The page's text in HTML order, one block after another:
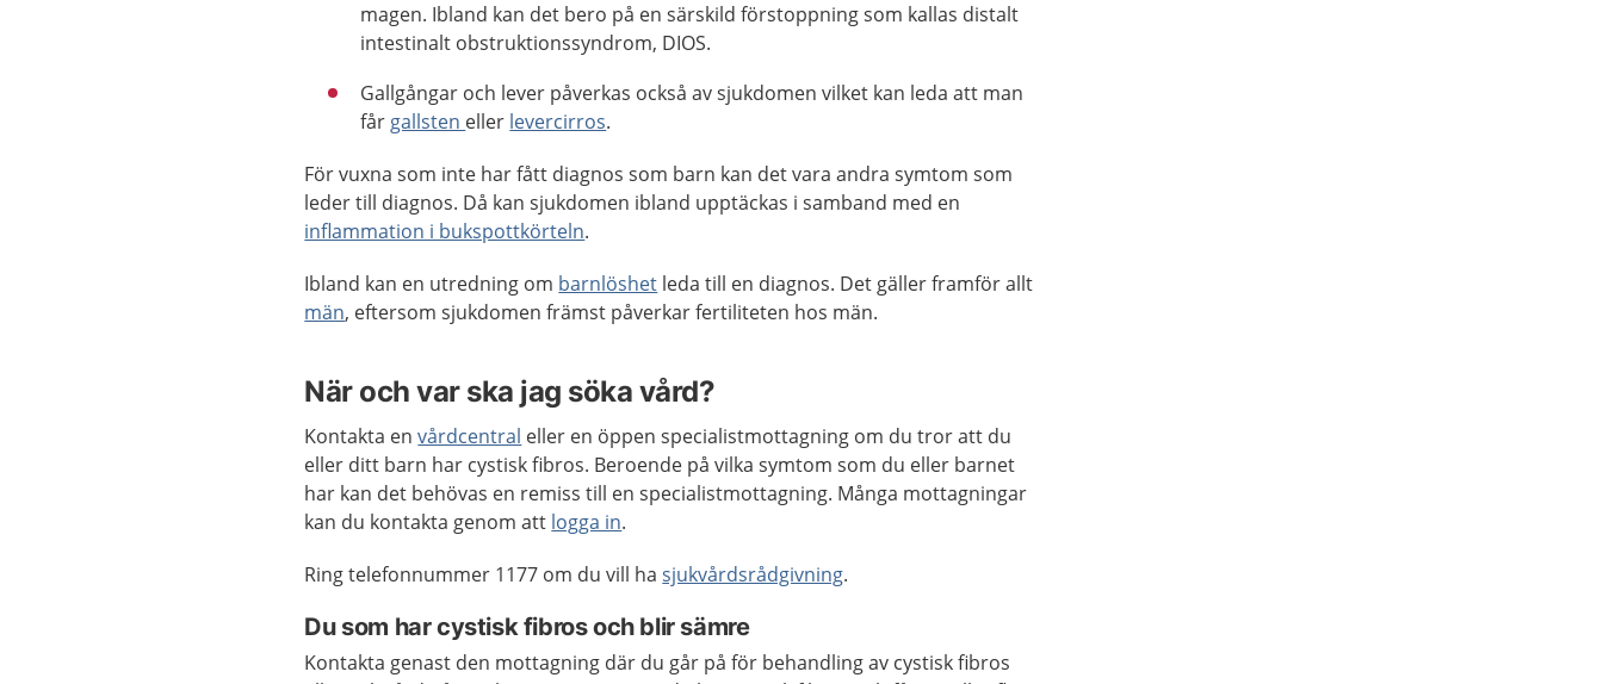
magen. Ibland kan det bero på en särskild förstoppning som kallas distalt
intestinalt obstruktionssyndrom, DIOS.
Gallgångar och lever påverkas också av sjukdomen vilket kan leda att man
får gallsten eller levercirros.
För vuxna som inte har fått diagnos som barn kan det vara andra symtom som
leder till diagnos. Då kan sjukdomen ibland upptäckas i samband med en
inflammation i bukspottkörteln.
Ibland kan en utredning om barnlöshet leda till en diagnos. Det gäller framför allt
män, eftersom sjukdomen främst påverkar fertiliteten hos män.
När och var ska jag söka vård?
Kontakta envårdcentral eller en öppen specialistmottagning om du tror att du
eller ditt barn har cystisk fibros. Beroende på vilka symtom som du eller barnet
har kan det behövas en remiss till en specialistmottagning. Många mottagningar
kan du kontakta genom att logga in.
Ring telefonnummer 1177 om du vill hasjukvårdsrådgivning.
Du som har cystisk fibros och blir sämre
Kontakta genast den mottagning där du går på för behandling av cystisk fibros